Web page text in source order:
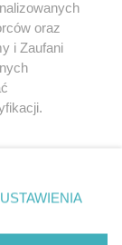
Praca Łódź
oraz
i Zaufani
. Niektóre
USTAWIENIA